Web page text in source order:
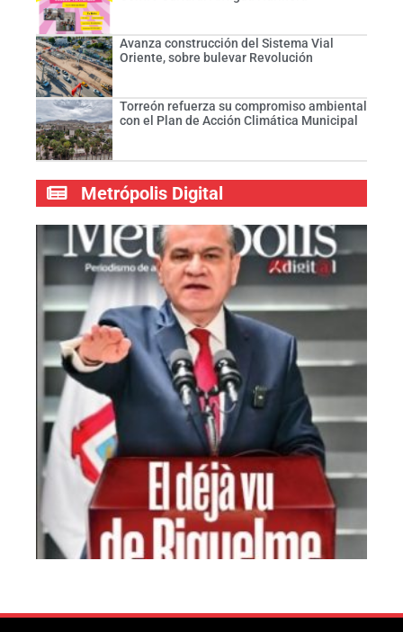
Avanza construcción del Sistema Vial
Oriente, sobre bulevar Revolución
Torreón refuerza su compromiso ambiental
con el Plan de Acción Climática Municipal
Metrópolis Digital